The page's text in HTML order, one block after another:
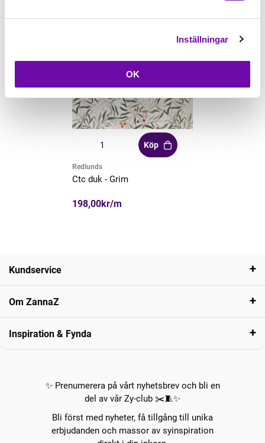
Inställningar
OK
Köp
Redlunds
Ctc duk - Grim
198,00kr/m
Kundservice
Om ZannaZ
Inspiration & Fynda
✨ Prenumerera på vårt nyhetsbrev och bli en
del av vår Zy-club ✂️🧵✨
Bli först med nyheter, få tillgång till unika
erbjudanden och massor av syinspiration